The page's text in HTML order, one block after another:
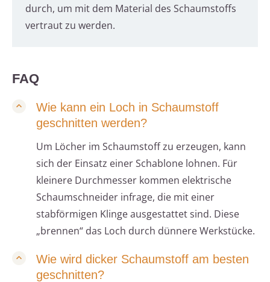
durch, um mit dem Material des Schaumstoffs
vertraut zu werden.
FAQ
Wie kann ein Loch in Schaumstoff
geschnitten werden?
Um Löcher im Schaumstoff zu erzeugen, kann
sich der Einsatz einer Schablone lohnen. Für
kleinere Durchmesser kommen elektrische
Schaumschneider infrage, die mit einer
stabförmigen Klinge ausgestattet sind. Diese
„brennen“ das Loch durch dünnere Werkstücke.
Wie wird dicker Schaumstoff am besten
geschnitten?